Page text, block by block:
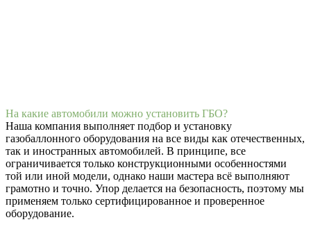
На какие автомобили можно установить ГБО?
Наша компания выполняет подбор и установку
газобаллонного оборудования на все виды как отечественных,
так и иностранных автомобилей. В принципе, все
ограничивается только конструкционными особенностями
той или иной модели, однако наши мастера всё выполняют
грамотно и точно. Упор делается на безопасность, поэтому мы
применяем только сертифицированное и проверенное
оборудование.